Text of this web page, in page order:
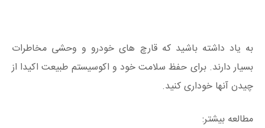
به یاد داشته باشید که قارچ های خودرو و وحشی مخاطرات
بسیار دارند. برای حفظ سلامت خود و اکوسیستم طبیعت اکیدا از
چیدن آنها خوداری کنید.
مطالعه بیشتر: